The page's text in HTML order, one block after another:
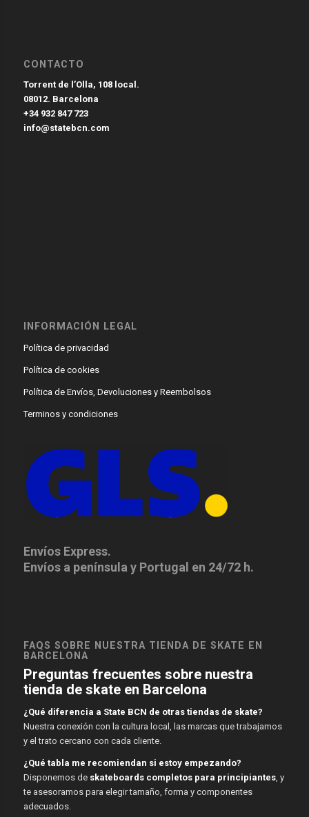
CONTACTO
Torrent de l’Olla, 108 local.
08012. Barcelona
+34 932 847 723
info@statebcn.com
INFORMACIÓN LEGAL
Política de privacidad
Política de cookies
Política de Envíos, Devoluciones y Reembolsos
Terminos y condiciones
Envíos Express.
Envíos a península y Portugal en 24/72 h.
FAQS SOBRE NUESTRA TIENDA DE SKATE EN
BARCELONA
Preguntas frecuentes sobre nuestra
tienda de skate en Barcelona
¿Qué diferencia a State BCN de otras tiendas de skate?
Nuestra conexión con la cultura local, las marcas que trabajamos
y el trato cercano con cada cliente.
¿Qué tabla me recomiendan si estoy empezando?
Disponemos de skateboards completos para principiantes, y
te asesoramos para elegir tamaño, forma y componentes
adecuados.